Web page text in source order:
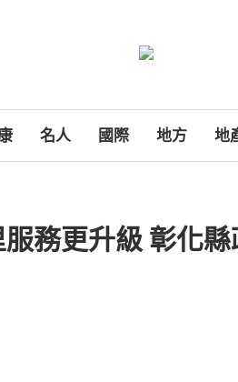
名人 國際 地方 地
務更升級 彰化